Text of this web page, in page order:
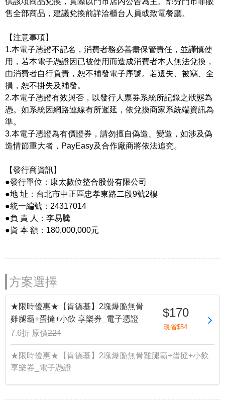
售全部商品，建議兌換前詳洽櫃台人員或致電餐廳。
【注意事項】
1.本電子憑證不記名，消費者務必善盡保管責任，並謹慎使
用，若本電子憑證因已被使用而造成消費者本人無法兌換，
由消費者自行負責，恕不補發電子序號。若遺失、被竊、全
損，恕不掛失及補發。
2.本電子憑證有效與否，以發行人票券系統所記錄之狀態為
憑。如系統因網路連線有所遲延，依兌換商家系統端資訊為
準。
3.本電子憑證為有價證券，請勿擅自偽造、變造，如涉及偽
造情節重大者，PayEasy及合作廠商將依法追究。
【發行商資訊】
●發行單位：康太數位整合股份有限公司
●地 址：台北市中正區忠孝東路二段9號2樓
●統一編號：24317014
●負 責 人：李易騰
●資 本 額：180,000,000元
方案選擇
★限時優惠★【肯德基】2塊爆脆無骨
雞腿霸+蛋撻+小飲 享樂券_電子憑證
7.6折 原價224
$170
現省$54
★限時優惠★【肯德基】2塊爆脆無骨雞腿霸+蛋撻+小飲
享樂券_電子憑證